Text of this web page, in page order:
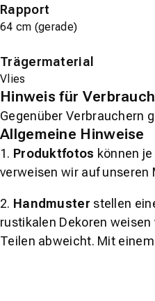
Rapport
64 cm (gerade)
Trägermaterial
Vlies
Hinweis für
Gegenüber Verbrauchern
Allgemeine Hinweise
1. Produktfotos können
verweisen wir auf unseren
2. Handmuster stellen
rustikalen Dekoren
Teilen abweicht. Mit